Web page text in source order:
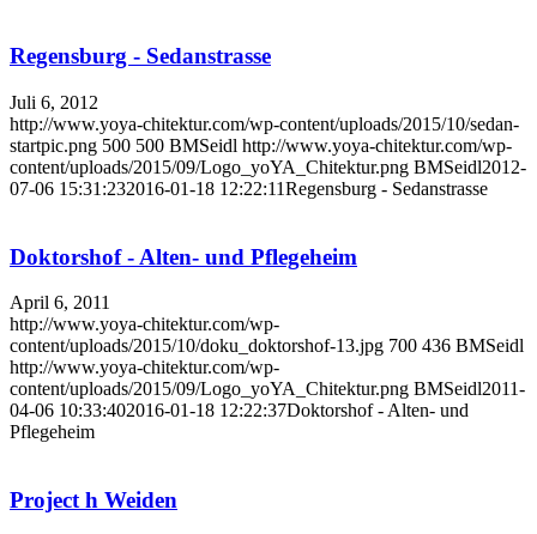
Regensburg - Sedanstrasse
Juli 6, 2012
http://www.yoya-chitektur.com/wp-content/uploads/2015/10/sedan-
startpic.png 500 500 BMSeidl http://www.yoya-chitektur.com/wp-
content/uploads/2015/09/Logo_yoYA_Chitektur.png BMSeidl2012-
07-06 15:31:232016-01-18 12:22:11Regensburg - Sedanstrasse
Doktorshof - Alten- und Pflegeheim
April 6, 2011
http://www.yoya-chitektur.com/wp-
content/uploads/2015/10/doku_doktorshof-13.jpg 700 436 BMSeidl
http://www.yoya-chitektur.com/wp-
content/uploads/2015/09/Logo_yoYA_Chitektur.png BMSeidl2011-
04-06 10:33:402016-01-18 12:22:37Doktorshof - Alten- und
Pflegeheim
Project h Weiden